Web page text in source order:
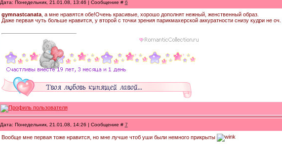
Дата: Понедельник, 21.01.08, 13:46 | Сообщение # 6
gymnastcanata, а мне нравятся обе!Очень красивые, хорошо дополнят нежный, женственный образ.
Даже первая чуть больше нравится, у второй с точки зрения парикмахерской аккуратности снизу кудри не
Дата: Понедельник, 21.01.08, 14:26 | Сообщение # 7
Вообще мне первая тоже нравится, но мне лучше чтоб уши были немного прикрыты